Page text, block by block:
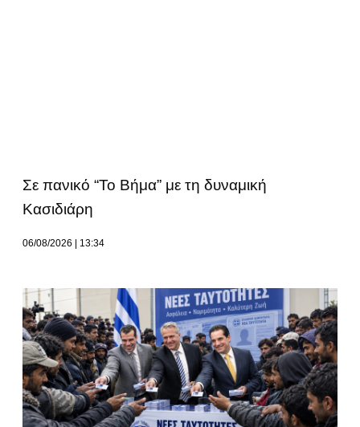
Σε πανικό “Το Βήμα” με τη δυναμική
Κασιδιάρη
06/08/2026 13:34